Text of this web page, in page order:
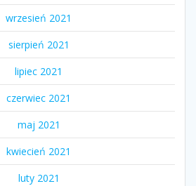
wrzesień 2021
sierpień 2021
lipiec 2021
czerwiec 2021
maj 2021
kwiecień 2021
luty 2021